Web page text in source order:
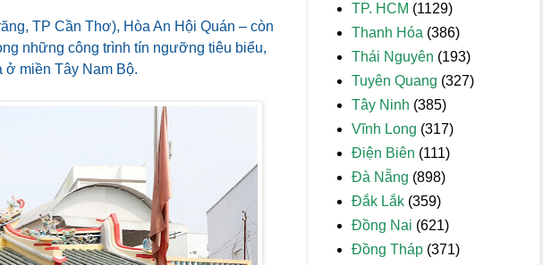
TP Cần Thơ), Hòa An Hội Quán – còn
những công trình tín ngưỡng tiêu biểu,
ở miền Tây Nam Bộ.
TP. HCM (1129)
Thanh Hóa (386)
Thái Nguyên (193)
Tuyên Quang (327)
Tây Ninh (385)
Vĩnh Long (317)
Điện Biên (111)
Đà Nẵng (898)
Đắk Lắk (359)
Đồng Nai (621)
Đồng Tháp (371)